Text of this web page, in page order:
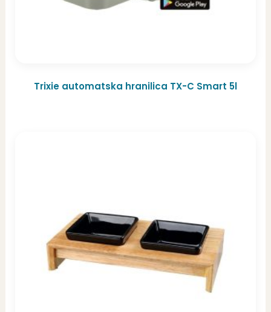
Trixie automatska hranilica TX-C Smart 5l